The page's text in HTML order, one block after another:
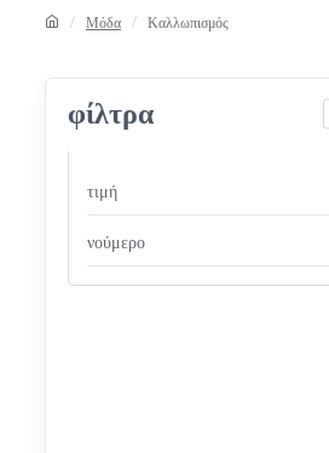
Μόδα Καλλωπισμός
φίλτρα
τιμή
νούμερο